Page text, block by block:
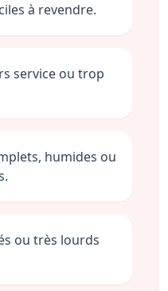
à revendre.
service ou trop
humides ou
ou très lourds